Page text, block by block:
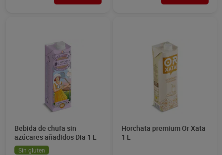
Bebida de chufa sin
azúcares añadidos Dia 1 L
Sin gluten
Horchata premium Or Xata
1 L